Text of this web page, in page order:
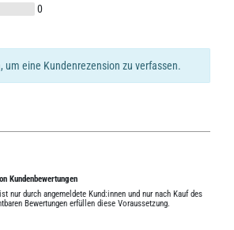
0
um eine Kundenrezension zu verfassen.
Kundenbewertungen
nur durch angemeldete Kund:innen und nur nach Kauf des
Bewertungen erfüllen diese Voraussetzung.